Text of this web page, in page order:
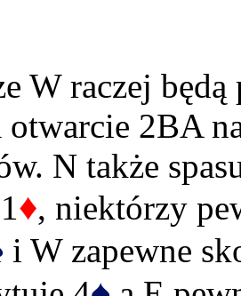
W raczej
otwarcie 2BA
N także
♦, niektórzy
i W zapewne